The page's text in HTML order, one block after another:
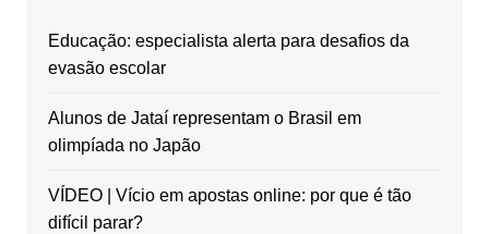
Educação: especialista alerta para desafios da
evasão escolar
Alunos de Jataí representam o Brasil em
olimpíada no Japão
VÍDEO | Vício em apostas online: por que é tão
difícil parar?